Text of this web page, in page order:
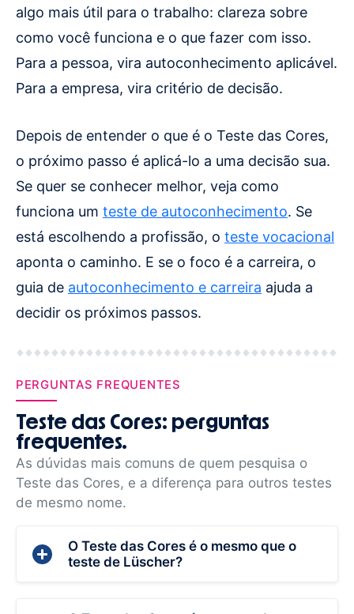
algo mais útil para o trabalho: clareza sobre
como você funciona e o que fazer com isso.
Para a pessoa, vira autoconhecimento aplicável.
Para a empresa, vira critério de decisão.
Depois de entender o que é o Teste das Cores,
o próximo passo é aplicá-lo a uma decisão sua.
Se quer se conhecer melhor, veja como
funciona um teste de autoconhecimento. Se
está escolhendo a profissão, o teste vocacional
aponta o caminho. E se o foco é a carreira, o
guia de autoconhecimento e carreira ajuda a
decidir os próximos passos.
PERGUNTAS FREQUENTES
Teste das Cores: perguntas
frequentes.
As dúvidas mais comuns de quem pesquisa o
Teste das Cores, e a diferença para outros testes
de mesmo nome.
O Teste das Cores é o mesmo que o
teste de Lüscher?